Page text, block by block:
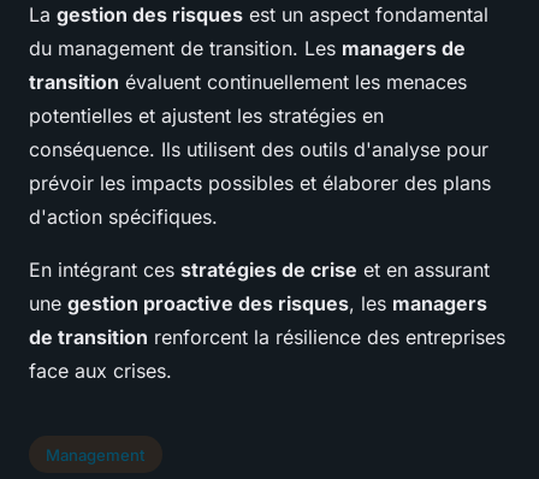
La gestion des risques est un aspect fondamental
du management de transition. Les managers de
transition évaluent continuellement les menaces
potentielles et ajustent les stratégies en
conséquence. Ils utilisent des outils d'analyse pour
prévoir les impacts possibles et élaborer des plans
d'action spécifiques.
En intégrant ces stratégies de crise et en assurant
une gestion proactive des risques, les managers
de transition renforcent la résilience des entreprises
face aux crises.
Management